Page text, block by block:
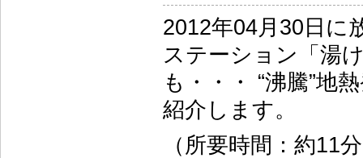
2012年04月30日に
ステーション「湯
も・・・ “沸騰”地
紹介します。
（所要時間：約11